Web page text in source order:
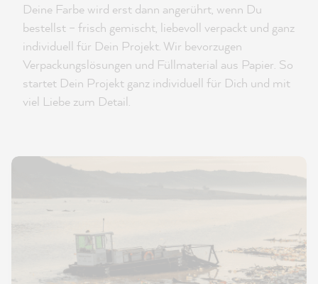
Deine Farbe wird erst dann angerührt, wenn Du
bestellst – frisch gemischt, liebevoll verpackt und ganz
individuell für Dein Projekt. Wir bevorzugen
Verpackungslösungen und Füllmaterial aus Papier. So
startet Dein Projekt ganz individuell für Dich und mit
viel Liebe zum Detail.